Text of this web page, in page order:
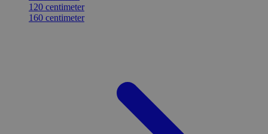
120 centimeter
160 centimeter